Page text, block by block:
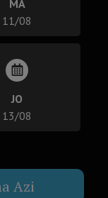
MA
11/08
JO
13/08
Azi